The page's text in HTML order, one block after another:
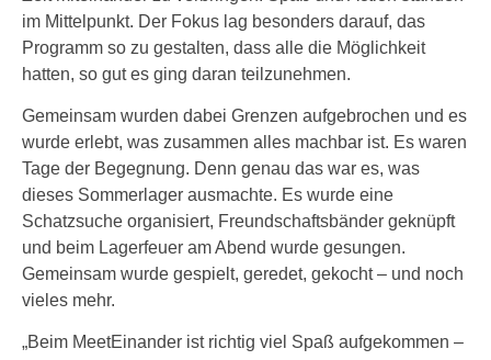
im Mittelpunkt. Der Fokus lag besonders darauf, das
Programm so zu gestalten, dass alle die Möglichkeit
hatten, so gut es ging daran teilzunehmen.
Gemeinsam wurden dabei Grenzen aufgebrochen und es
wurde erlebt, was zusammen alles machbar ist. Es waren
Tage der Begegnung. Denn genau das war es, was
dieses Sommerlager ausmachte. Es wurde eine
Schatzsuche organisiert, Freundschaftsbänder geknüpft
und beim Lagerfeuer am Abend wurde gesungen.
Gemeinsam wurde gespielt, geredet, gekocht – und noch
vieles mehr.
„Beim MeetEinander ist richtig viel Spaß aufgekommen –